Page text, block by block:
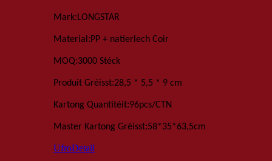
Mark:LONGSTAR
Material :PP + natierlech Coir
MOQ:3000 Stéck
Produit Gréisst:28,5 * 5,5 * 9 cm
Kartong Quantitéit:96pcs/CTN
Master Kartong Gréisst:58*35*63,5cm
UfroDetail